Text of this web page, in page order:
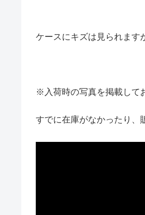
ケースにキズは見られます
※入荷時の写真を掲載して
すでに在庫がなかったり、